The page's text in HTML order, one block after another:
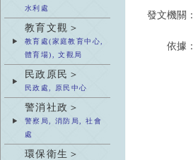
水利處
教育文觀＞
教育處(家庭教育中心,
體育場), 文觀局
民政原民＞
民政處, 原民中心
警消社政＞
警察局, 消防局, 社會
處
環保衛生＞
發文機關：
依據：